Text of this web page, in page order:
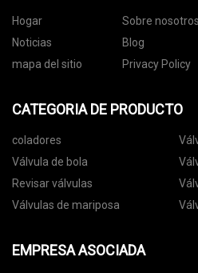
Hogar Sobre nosotros
Noticias
Blog
mapa del sitio
Privacy Policy
CATEGORIA DE PRODUCTO
coladores
Válvula de bola
Revisar válvulas
Válvulas de mariposa
EMPRESA ASOCIADA